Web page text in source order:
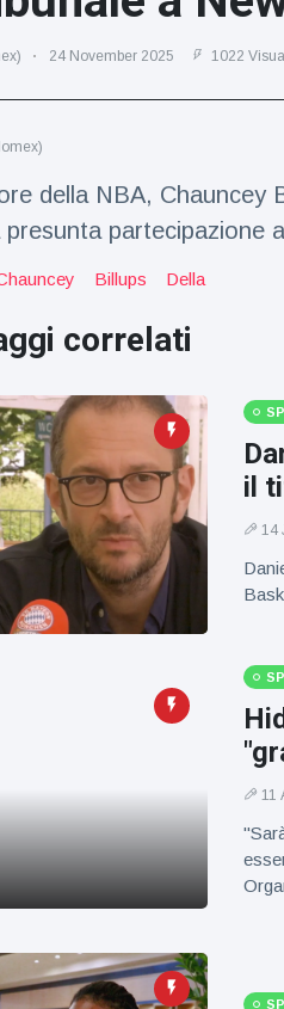
(77)
e
figlia ad
72
'il
dei
31
24 November 2025 1022
della NBA, Chauncey
presunta partecipazione
Billups Della
correlati
il
14
11